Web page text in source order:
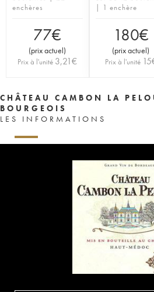
enchères
77€
(prix actuel)
Prix à l'unité 3,21€
| 1 enchère
180€
(prix actuel)
Prix à l'unité 15
CHÂTEAU CAMBON LA
BOURGEOIS
LES INFORMATIONS